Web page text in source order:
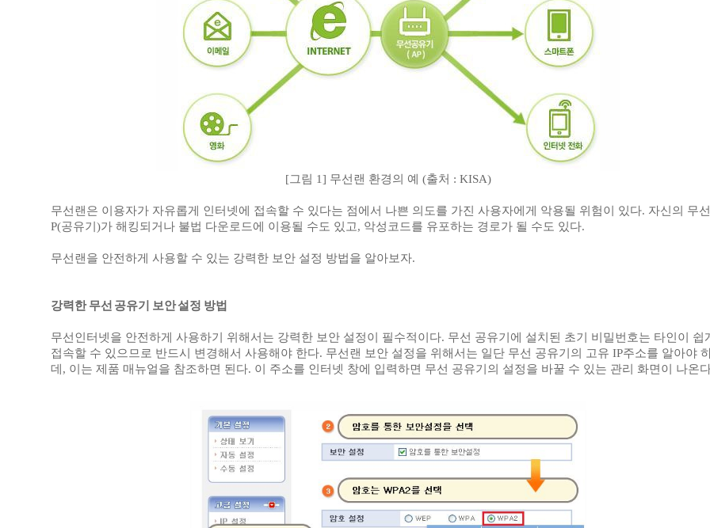
[그림 1] 무선랜 환경의 예 (출처 : KISA)
무선랜은 이용자가 자유롭게 인터넷에 접속할 수 있다는 점에서 나쁜 의도를 가진 사용자에게 악용될 위험이 있다. 자신의 무
P(공유기)가 해킹되거나 불법 다운로드에 이용될 수도 있고, 악성코드를 유포하는 경로가 될 수도 있다.
무선랜을 안전하게 사용할 수 있는 강력한 보안 설정 방법을 알아보자.
강력한 무선 공유기 보안 설정 방법
무선인터넷을 안전하게 사용하기 위해서는 강력한 보안 설정이 필수적이다. 무선 공유기에 설치된 초기 비밀번호는 타인이 쉽
접속할 수 있으므로 반드시 변경해서 사용해야 한다. 무선랜 보안 설정을 위해서는 일단 무선 공유기의 고유 IP주소를 알아야
데, 이는 제품 매뉴얼을 참조하면 된다. 이 주소를 인터넷 창에 입력하면 무선 공유기의 설정을 바꿀 수 있는 관리 화면이 나온